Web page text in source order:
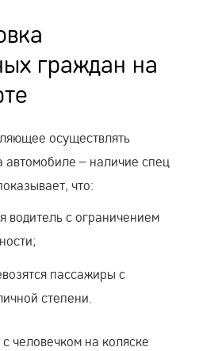
граждан на
осуществлять
автомобиле – наличие спец
что:
водитель с ограничением
пассажиры с
степени.
человечком на коляске